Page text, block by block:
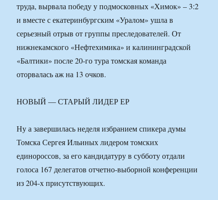
труда, вырвала победу у подмосковных «Химок» – 3:2
и вместе с екатеринбургским «Уралом» ушла в
серьезный отрыв от группы преследователей. От
нижнекамского «Нефтехимика» и калининградской
«Балтики» после 20-го тура томская команда
оторвалась аж на 13 очков.
НОВЫЙ — СТАРЫЙ ЛИДЕР ЕР
Ну а завершилась неделя избранием спикера думы
Томска Сергея Ильиных лидером томских
единороссов, за его кандидатуру в субботу отдали
голоса 167 делегатов отчетно-выборной конференции
из 204-х присутствующих.